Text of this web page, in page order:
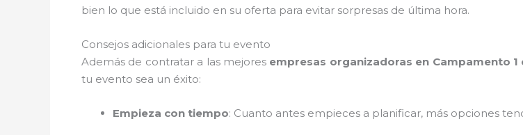
bien lo que está incluido en su oferta para evitar sorpresas de última hora.
Consejos adicionales para tu evento
Además de contratar a las mejores empresas organizadoras en Campamento 1
tu evento sea un éxito:
Empieza con tiempo: Cuanto antes empieces a planificar, más opciones